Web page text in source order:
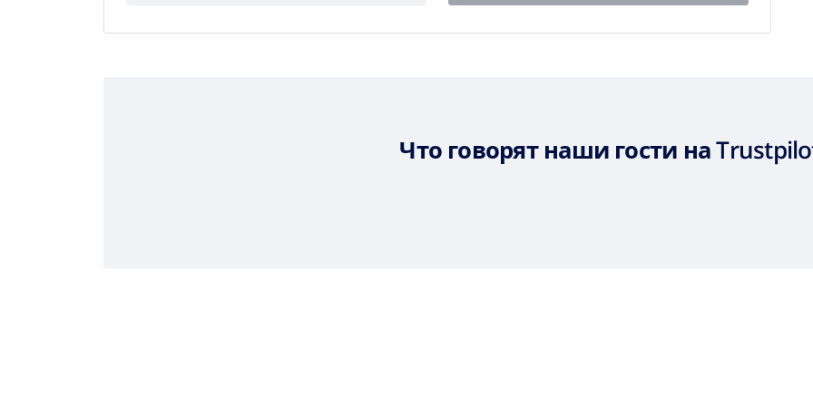
Что говорят наши гости на